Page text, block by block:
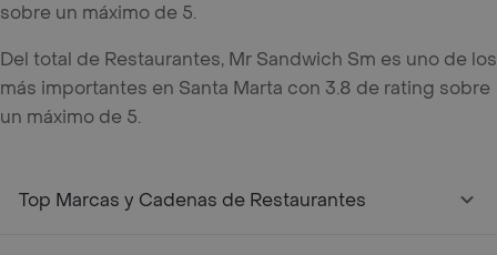
sobre un máximo de 5.
Del total de Restaurantes, Mr Sandwich Sm es uno de los
más importantes en Santa Marta con 3.8 de rating sobre
un máximo de 5.
Top Marcas y Cadenas de Restaurantes